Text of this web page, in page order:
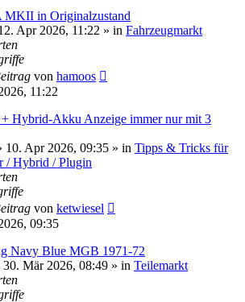
MKII in Originalzustand
Apr 2026, 11:22 » in Fahrzeugmarkt
von hamoos
11:22
Hybrid-Akku Anzeige immer nur mit 3
10. Apr 2026, 09:35 » in Tipps & Tricks für
/ Hybrid / Plugin
von ketwiesel
09:35
Navy Blue MGB 1971-72
30. Mär 2026, 08:49 » in Teilemarkt